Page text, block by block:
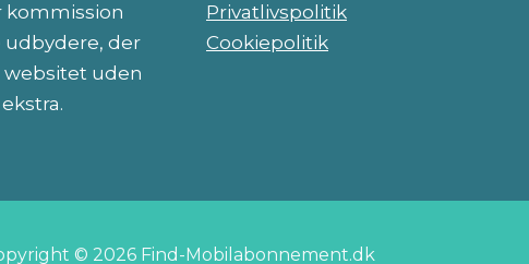
kommission
udbydere, der
websitet uden
Privatlivspolitik
Cookiepolitik
© 2026 Find-Mobilabonnement.dk